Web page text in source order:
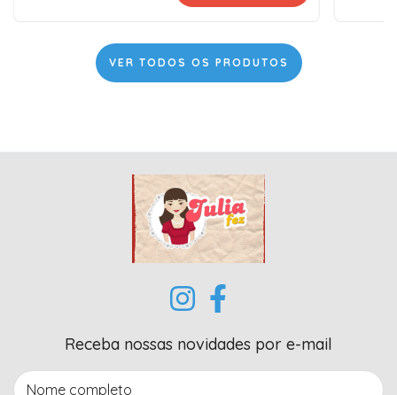
VER TODOS OS PRODUTOS
Receba nossas novidades por e-mail